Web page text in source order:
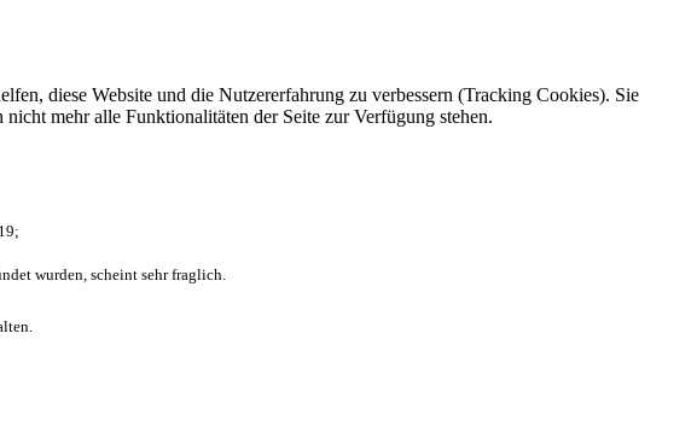
diese Website und die Nutzererfahrung zu verbessern (Tracking Cookies). Sie
mehr alle Funktionalitäten der Seite zur Verfügung stehen.
;
wurden, scheint sehr fraglich.